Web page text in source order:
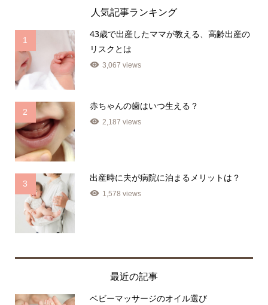
人気記事ランキング
1
43歳で出産したママが教える、高齢出産の
リスクとは
3,067 views
2
赤ちゃんの歯はいつ生える？
2,187 views
3
出産時に夫が病院に泊まるメリットは？
1,578 views
最近の記事
ベビーマッサージのオイル選び